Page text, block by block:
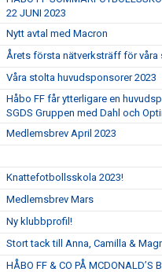
22 JUNI 2023
Nytt avtal med Macron
Årets första nätverksträff för våra
Våra stolta huvudsponsorer 2023
Håbo FF får ytterligare en
SGDS Gruppen med Dahl och
Medlemsbrev April 2023
Knattefotbollsskola 2023!
Medlemsbrev Mars
Ny klubbprofil!
Stort tack till Anna, Camilla &
HÅBO FF & CO PÅ MCDONALD’S